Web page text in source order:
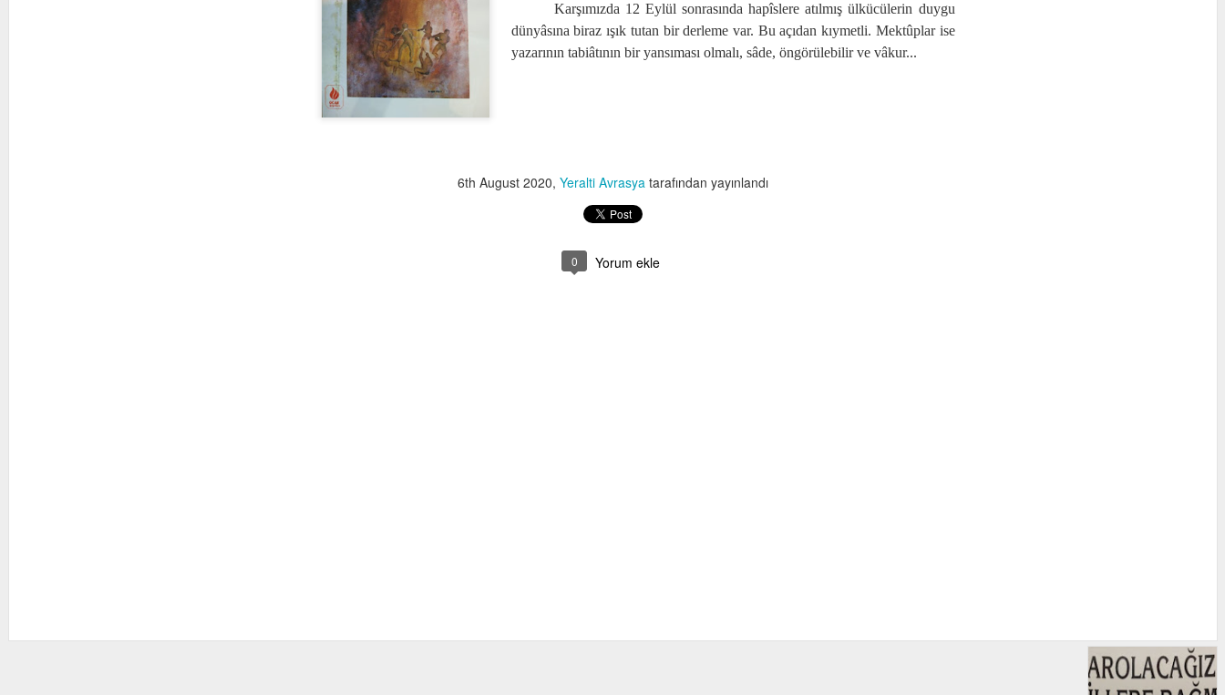
Karşımızda 12 Eylül sonrasında hapîslere atılmış ülkücülerin duygu
dünyâsına biraz ışık tutan bir derleme var. Bu açıdan kıymetli. Mektûplar ise
yazarının tabiâtının bir yansıması olmalı, sâde, öngörülebilir ve vâkur...
6th August 2020, Yeralti Avrasya tarafından yayınlandı
0 Yorum ekle